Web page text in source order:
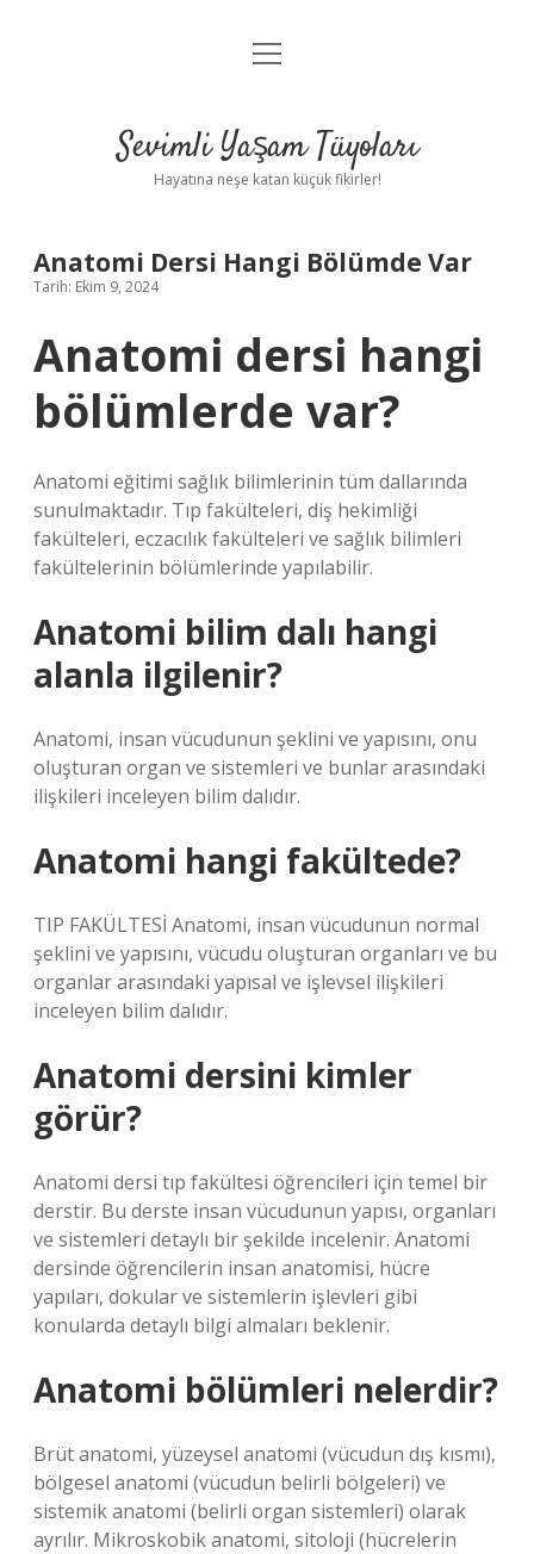
Anasayfa
Yasal Uyarı
menüyü
Sevimli Yaşam Tüyoları
Hayatına neşe katan küçük fikirler!
Anatomi Dersi Hangi Bölümde Var
Tarih: Ekim 9, 2024
Anatomi dersi hangi
bölümlerde var?
Anatomi eğitimi sağlık bilimlerinin tüm dallarında
sunulmaktadır. Tıp fakülteleri, diş hekimliği
fakülteleri, eczacılık fakülteleri ve sağlık bilimleri
fakültelerinin bölümlerinde yapılabilir.
Anatomi bilim dalı hangi
alanla ilgilenir?
Anatomi, insan vücudunun şeklini ve yapısını, onu
oluşturan organ ve sistemleri ve bunlar arasındaki
ilişkileri inceleyen bilim dalıdır.
Anatomi hangi fakültede?
TIP FAKÜLTESİ Anatomi, insan vücudunun normal
şeklini ve yapısını, vücudu oluşturan organları ve bu
organlar arasındaki yapısal ve işlevsel ilişkileri
inceleyen bilim dalıdır.
Anatomi dersini kimler
görür?
Anatomi dersi tıp fakültesi öğrencileri için temel bir
derstir. Bu derste insan vücudunun yapısı, organları
ve sistemleri detaylı bir şekilde incelenir. Anatomi
dersinde öğrencilerin insan anatomisi, hücre
yapıları, dokular ve sistemlerin işlevleri gibi
konularda detaylı bilgi almaları beklenir.
Anatomi bölümleri nelerdir?
Brüt anatomi, yüzeysel anatomi (vücudun dış kısmı),
bölgesel anatomi (vücudun belirli bölgeleri) ve
sistemik anatomi (belirli organ sistemleri) olarak
ayrılır. Mikroskobik anatomi, sitoloji (hücrelerin